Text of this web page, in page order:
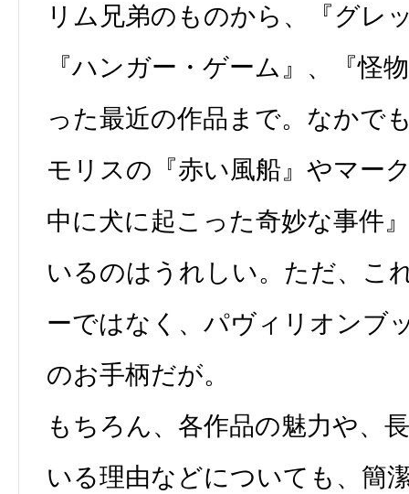
リム兄弟のものから、『グレ
『ハンガー・ゲーム』、『怪
った最近の作品まで。なかで
モリスの『赤い風船』やマー
中に犬に起こった奇妙な事件
いるのはうれしい。ただ、こ
ーではなく、パヴィリオンブ
のお手柄だが。
もちろん、各作品の魅力や、
いる理由などについても、簡